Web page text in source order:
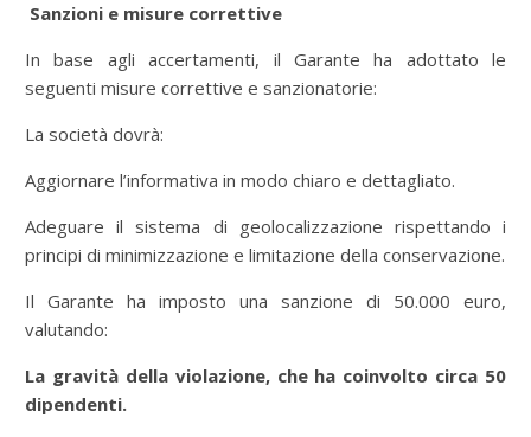
Sanzioni e misure correttive
In base agli accertamenti, il Garante ha adottato le
seguenti misure correttive e sanzionatorie:
La società dovrà:
Aggiornare l’informativa in modo chiaro e dettagliato.
Adeguare il sistema di geolocalizzazione rispettando i
principi di minimizzazione e limitazione della conservazione.
Il Garante ha imposto una sanzione di 50.000 euro,
valutando:
La gravità della violazione, che ha coinvolto circa 50
dipendenti.